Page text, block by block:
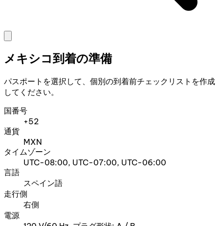
メキシコ到着の準備
パスポートを選択して、個別の到着前チェックリストを作成
してください。
国番号
+52
通貨
MXN
タイムゾーン
UTC-08:00, UTC-07:00, UTC-06:00
言語
スペイン語
走行側
右側
電源